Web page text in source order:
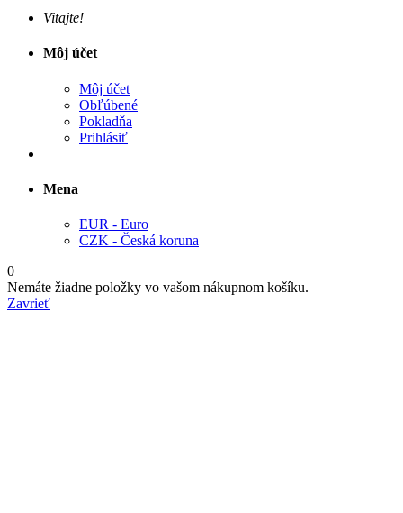
Vitajte!
Môj účet
Môj účet
Obľúbené
Pokladňa
Prihlásiť
Mena
EUR - Euro
CZK - Česká koruna
0
Nemáte žiadne položky vo vašom nákupnom košíku.
Zavrieť